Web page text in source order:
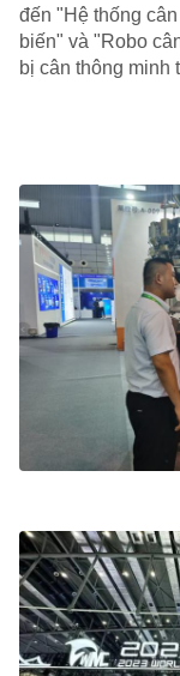
đến "Hệ thống
biến" và "Robo
bị cân thông minh